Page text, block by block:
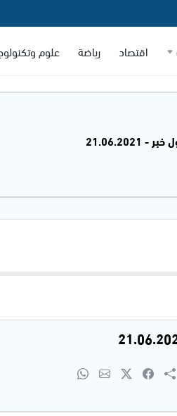
اقتصاد رياضة علوم
- 21.06.2021